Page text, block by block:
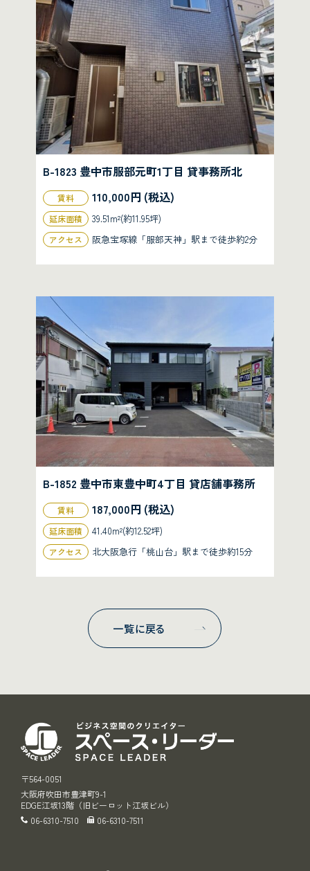
B-1823 豊中市服部元町1丁目 貸事務所北
賃料 110,000円 (税込)
延床面積 39.51m²(約11.95坪)
アクセス 阪急宝塚線「服部天神」駅まで徒歩約2分
B-1852 豊中市東豊中町4丁目 貸店舗事務所
賃料 187,000円 (税込)
延床面積 41.40m²(約12.52坪)
アクセス 北大阪急行「桃山台」駅まで徒歩約15分
一覧に戻る
〒564-0051
大阪府吹田市豊津町9-1
EDGE江坂13階（旧ビーロット江坂ビル）
06-6310-7510
06-6310-7511